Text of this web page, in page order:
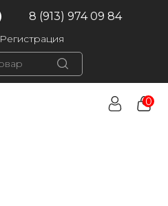
8 (913) 974 09 84
Регистрация
0